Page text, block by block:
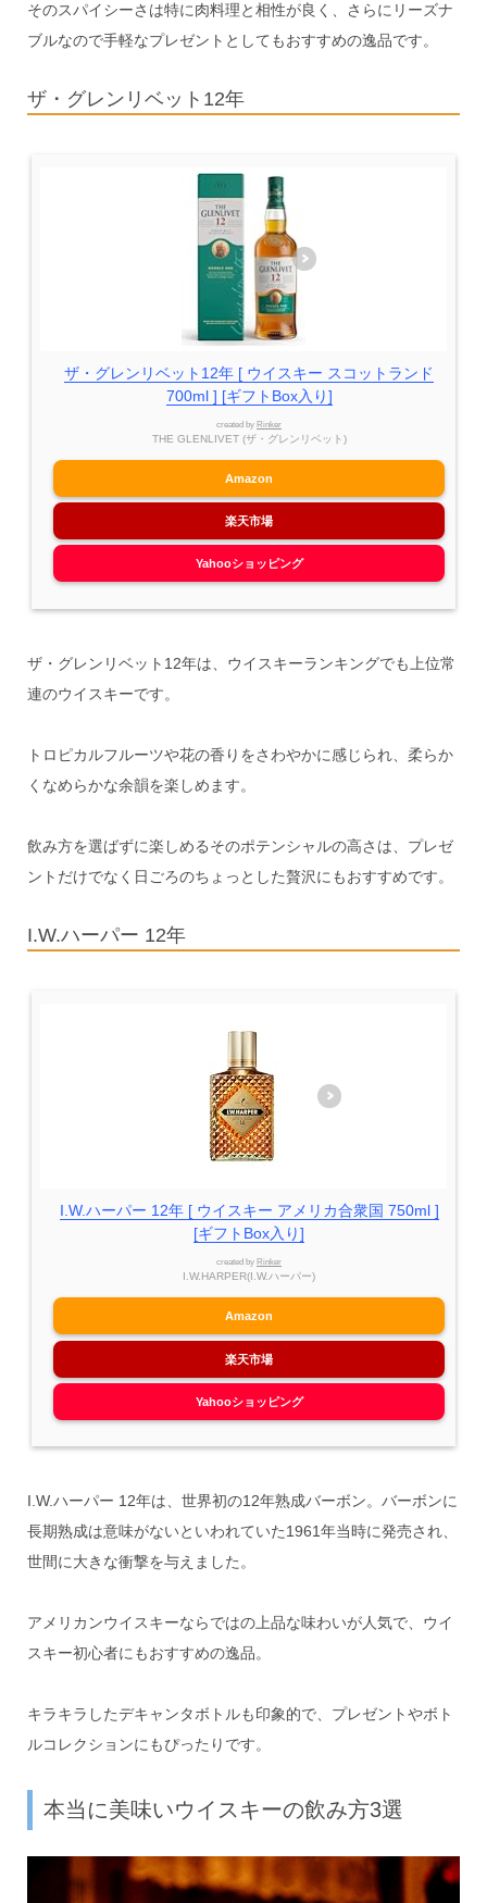
そのスパイシーさは特に肉料理と相性が良く、さらにリーズナ
ブルなので手軽なプレゼントとしてもおすすめの逸品です。
ザ・グレンリベット12年
ザ・グレンリベット12年 [ ウイスキー スコットランド
700ml ] [ギフトBox入り]
created by Rinker
THE GLENLIVET (ザ・グレンリベット)
Amazon
楽天市場
Yahooショッピング
ザ・グレンリベット12年は、ウイスキーランキングでも上位常
連のウイスキーです。
トロピカルフルーツや花の香りをさわやかに感じられ、柔らか
くなめらかな余韻を楽しめます。
飲み方を選ばずに楽しめるそのポテンシャルの高さは、プレゼ
ントだけでなく日ごろのちょっとした贅沢にもおすすめです。
I.W.ハーパー 12年
I.W.ハーパー 12年 [ ウイスキー アメリカ合衆国 750ml ]
[ギフトBox入り]
created by Rinker
I.W.HARPER(I.W.ハーパー)
Amazon
楽天市場
Yahooショッピング
I.W.ハーパー 12年は、世界初の12年熟成バーボン。バーボンに
長期熟成は意味がないといわれていた1961年当時に発売され、
世間に大きな衝撃を与えました。
アメリカンウイスキーならではの上品な味わいが人気で、ウイ
スキー初心者にもおすすめの逸品。
キラキラしたデキャンタボトルも印象的で、プレゼントやボト
ルコレクションにもぴったりです。
本当に美味いウイスキーの飲み方3選